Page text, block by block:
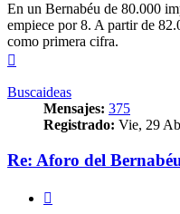
En un Bernabéu de 80.000
empiece por 8. A partir de
como primera cifra.
Buscaideas
Mensajes: 375
Registrado: Vie, 29
Re: Aforo del